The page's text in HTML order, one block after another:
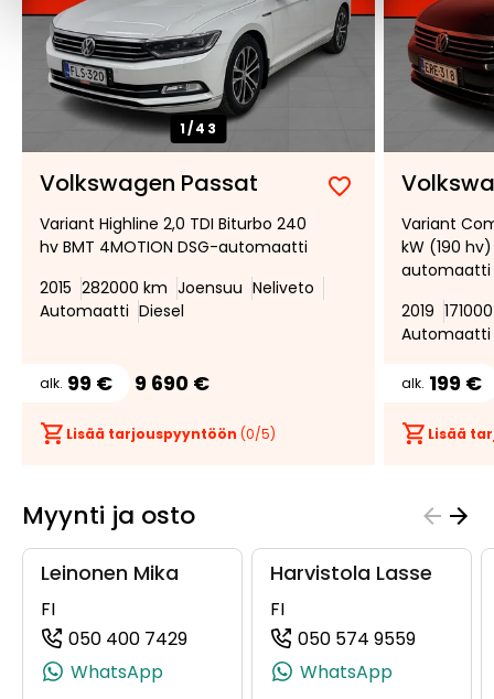
1/43
Volkswagen Passat
Lisää
suosikiksi
Poista
suosikeista
Variant Highline 2,0 TDI Biturbo 240
hv BMT 4MOTION DSG-automaatti
2015 282000 km Joensuu Neliveto
Automaatti Diesel
alk. 99 € 9 690 €
Lisää tarjouspyyntöön (0/5)
Variant
kW (190
automaatti
2019
Automaatti
alk. 199 €
Lisää
Myynti ja osto
Leinonen Mika
FI
050 400 7429
(+358504007429, 0504007429,
WhatsApp
Harvistola Lasse
FI
050 574 9559
WhatsApp